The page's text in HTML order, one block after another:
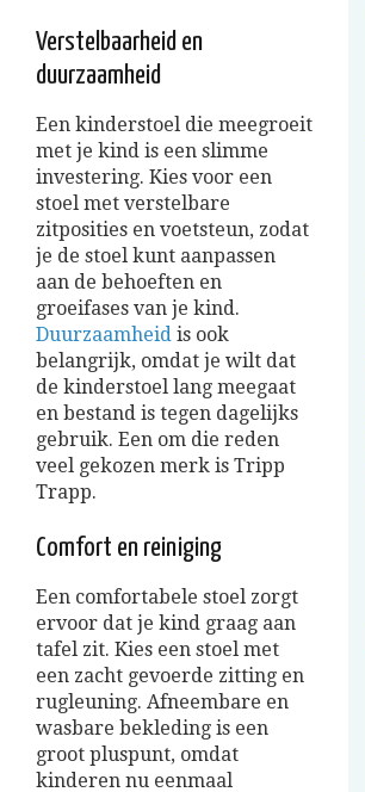
Verstelbaarheid en
duurzaamheid
Een kinderstoel die meegroeit
met je kind is een slimme
investering. Kies voor een
stoel met verstelbare
zitposities en voetsteun, zodat
je de stoel kunt aanpassen
aan de behoeften en
groeifases van je kind.
Duurzaamheid is ook
belangrijk, omdat je wilt dat
de kinderstoel lang meegaat
en bestand is tegen dagelijks
gebruik. Een om die reden
veel gekozen merk is Tripp
Trapp.
Comfort en reiniging
Een comfortabele stoel zorgt
ervoor dat je kind graag aan
tafel zit. Kies een stoel met
een zacht gevoerde zitting en
rugleuning. Afneembare en
wasbare bekleding is een
groot pluspunt, omdat
kinderen nu eenmaal